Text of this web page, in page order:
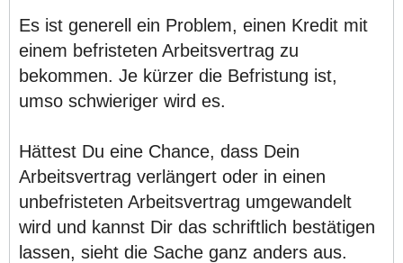
Es ist generell ein Problem, einen Kredit mit
einem befristeten Arbeitsvertrag zu
bekommen. Je kürzer die Befristung ist,
umso schwieriger wird es.
Hättest Du eine Chance, dass Dein
Arbeitsvertrag verlängert oder in einen
unbefristeten Arbeitsvertrag umgewandelt
wird und kannst Dir das schriftlich bestätigen
lassen, sieht die Sache ganz anders aus.